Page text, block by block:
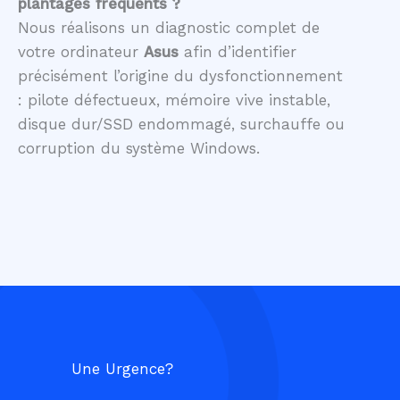
Nous réalisons un diagnostic complet de
votre ordinateur Asus afin d’identifier
précisément l’origine du dysfonctionnement
: pilote défectueux, mémoire vive instable,
disque dur/SSD endommagé, surchauffe ou
corruption du système Windows.
Une Urgence?